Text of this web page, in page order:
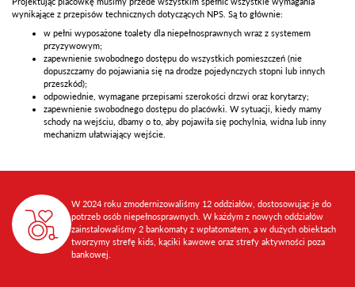
wynikające z przepisów technicznych dotyczących NPS. Są to głównie:
w pełni wyposażone toalety dla niepełnosprawnych wraz z systemem
przyzywowym;
zapewnienie swobodnego dostępu do wszystkich pomieszczeń (nie
dopuszczamy do pojawiania się na drodze pojedynczych stopni lub innych
przeszkód);
odpowiednie, wymagane przepisami szerokości drzwi oraz korytarzy;
zapewnienie swobodnego dostępu do placówki. W sytuacji, kiedy mamy
schody na wejściu, dbamy o to, aby pojawiła się pochylnia, widna lub inny
mechanizm ułatwiający wejście.
W 2024 roku zmodernizowaliśmy 12 oddziałów, dostosowując je do
potrzeb osób niepełnosprawnych. W każdym z nowych oddziałów
zainstalowaliśmy 2 bankomaty z wpłatomatem, a w dużych obiektach
tworzymy strefę kids, kąciki kawowe oraz strefy aktywności poza
bankowej.